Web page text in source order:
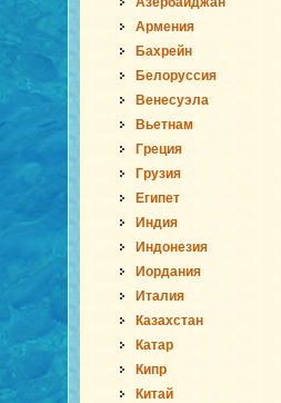
Армения
Бахрейн
Белоруссия
Венесуэла
Вьетнам
Греция
Грузия
Египет
Индия
Индонезия
Иордания
Италия
Казахстан
Катар
Кипр
Китай